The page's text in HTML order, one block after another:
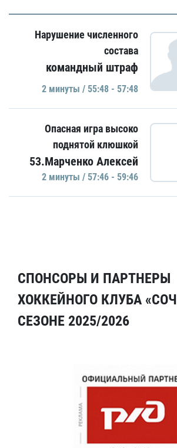
Нарушение численного
состава
командный штраф
2 минуты / 55:48 - 57:48
Опасная игра высоко
поднятой клюшкой
53.Марченко Алексей
2 минуты / 57:46 - 59:46
СПОНСОРЫ И ПАРТНЕРЫ
ХОККЕЙНОГО КЛУБА
СЕЗОНЕ 2025/2026